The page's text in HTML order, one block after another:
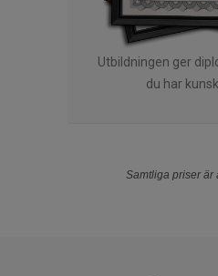
Utbildningen ger
du har
Samtliga priser är